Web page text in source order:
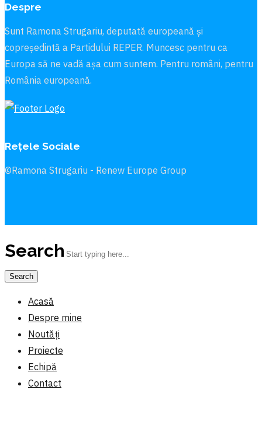
Despre
Sunt Ramona Strugariu, deputată europeană și
copreședintă a Partidului REPER. Muncesc pentru ca
Europa să ne vadă aşa cum suntem. Pentru români, pentru
România europeană.
Rețele Sociale
©Ramona Strugariu - Renew Europe Group
Search
Acasă
Despre mine
Noutăți
Proiecte
Echipă
Contact